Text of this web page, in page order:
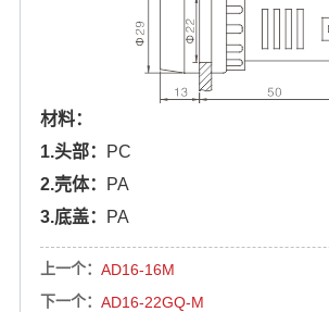
材料：
1.头部：
PC
2.壳体：
PA
3.底盖：
PA
上一个： AD16-16M
下一个： AD16-22GQ-M